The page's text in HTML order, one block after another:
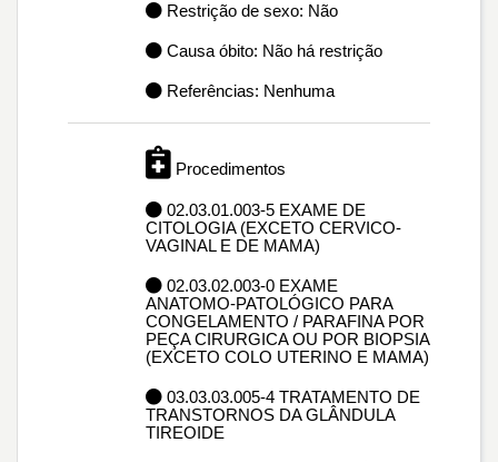
Restrição de sexo: Não
Causa óbito: Não há restrição
Referências: Nenhuma
Procedimentos
02.03.01.003-5 EXAME DE
CITOLOGIA (EXCETO CERVICO-
VAGINAL E DE MAMA)
02.03.02.003-0 EXAME
ANATOMO-PATOLÓGICO PARA
CONGELAMENTO / PARAFINA POR
PEÇA CIRURGICA OU POR BIOPSIA
(EXCETO COLO UTERINO E MAMA)
03.03.03.005-4 TRATAMENTO DE
TRANSTORNOS DA GLÂNDULA
TIREOIDE